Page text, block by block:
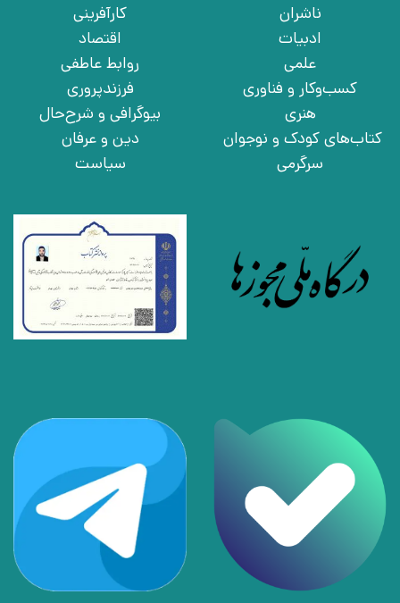
ناشران
ادبیات
علمی
کسب‌وکار و فناوری
هنری
کتاب‌های کودک و نوجوان
سرگرمی
کارآفرینی
اقتصاد
روابط عاطفی
فرزندپروری
بیوگرافی و شرح‌حال
دین و عرفان
سیاست